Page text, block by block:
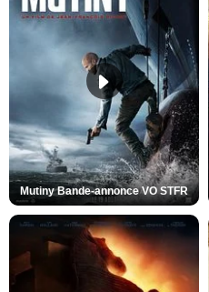
Mutiny Bande-annonce VO STFR